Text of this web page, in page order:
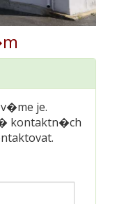
je.
kontaktn�ch